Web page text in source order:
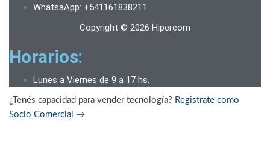
WhatsaApp: +541161838211
Copyright © 2026 Hipercom
Horarios:
Lunes a Viernes de 9 a 17 hs.
¿Tenés capacidad para vender tecnología? Registrate como
Socio Comercial →